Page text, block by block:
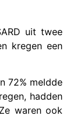
uit twee
kregen een
72% meldde
hadden
waren ook